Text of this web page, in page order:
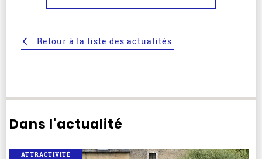
Retour à la liste des actualités
Dans l'actualité
ATTRACTIVITÉ